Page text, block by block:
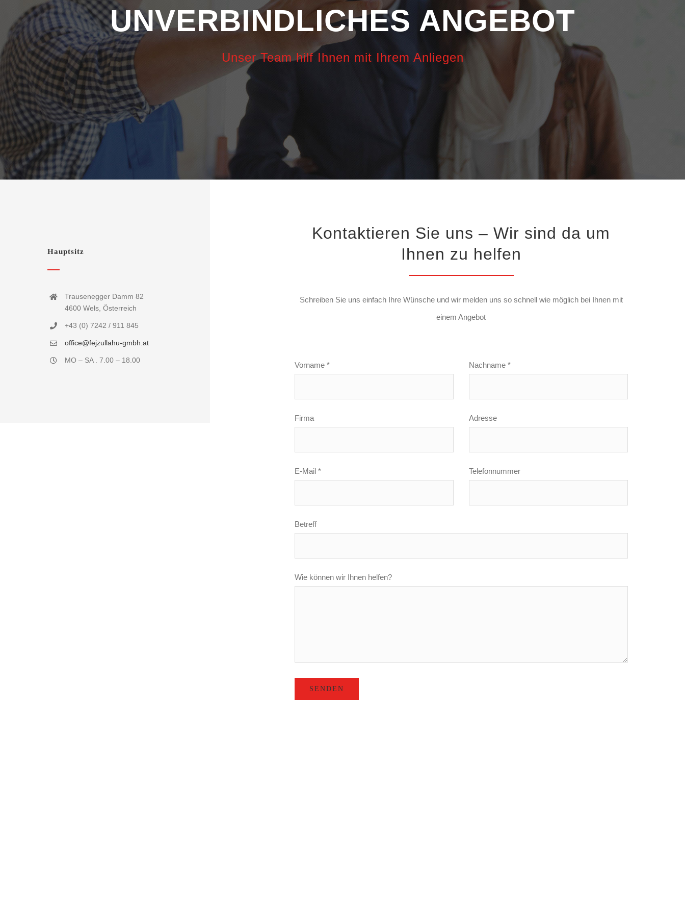
UNVERBINDLICHES ANGEBOT
Unser Team hilf Ihnen mit Ihrem Anliegen
Hauptsitz
Trausenegger Damm 82
4600 Wels, Österreich
+43 (0) 7242 / 911 845
office@fejzullahu-gmbh.at
MO – SA . 7.00 – 18.00
Kontaktieren Sie uns – Wir sind da um
Ihnen zu helfen
Schreiben Sie uns einfach Ihre Wünsche und wir melden uns so schnell wie möglich bei Ihnen mit
einem Angebot
Vorname * Nachname *
Firma Adresse
E-Mail * Telefonnummer
Betreff
Wie können wir Ihnen helfen?